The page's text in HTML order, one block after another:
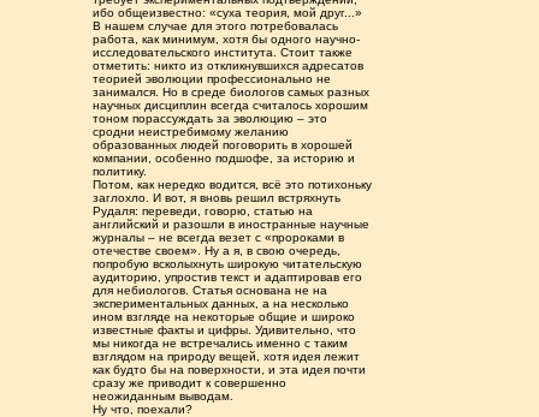
ибо общеизвестно: «суха теория, мой друг...»
В нашем случае для этого потребовалась
работа, как минимум, хотя бы одного научно-
исследовательского института. Стоит также
отметить: никто из откликнувшихся адресатов
теорией эволюции профессионально не
занимался. Но в среде биологов самых разных
научных дисциплин всегда считалось хорошим
тоном порассуждать за эволюцию – это
сродни неистребимому желанию
образованных людей поговорить в хорошей
компании, особенно подшофе, за историю и
политику.
Потом, как нередко водится, всё это потихоньку
заглохло. И вот, я вновь решил встряхнуть
Рудаля: переведи, говорю, статью на
английский и разошли в иностранные научные
журналы – не всегда везет с «пророками в
отечестве своем». Ну а я, в свою очередь,
попробую всколыхнуть широкую читательскую
аудиторию, упростив текст и адаптировав его
для небиологов. Статья основана не на
экспериментальных данных, а на несколько
ином взгляде на некоторые общие и широко
известные факты и цифры. Удивительно, что
мы никогда не встречались именно с таким
взглядом на природу вещей, хотя идея лежит
как будто бы на поверхности, и эта идея почти
сразу же приводит к совершенно
неожиданным выводам.
Ну что, поехали?